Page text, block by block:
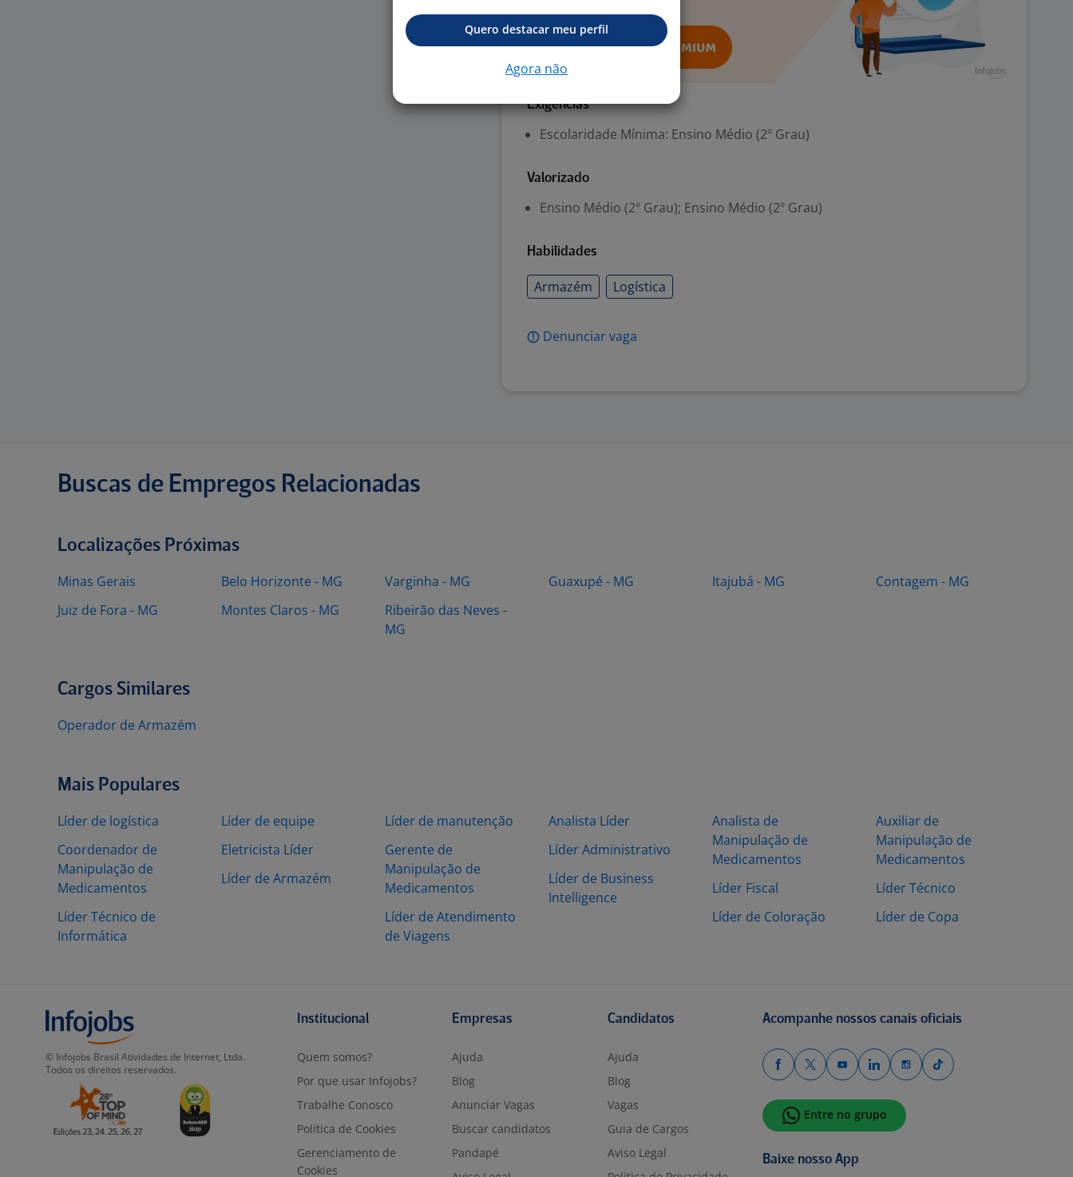
Exigências
Escolaridade Mínima: Ensino Médio (2º Grau)
Valorizado
Ensino Médio (2º Grau); Ensino Médio (2º Grau)
Habilidades
Armazém Logística
Denunciar vaga
Buscas de Empregos Relacionadas
Localizações Próximas
Minas Gerais
Juiz de Fora - MG
Belo Horizonte - MG
Montes Claros - MG
Varginha - MG
Ribeirão das Neves -
MG
Guaxupé - MG Itajubá - MG Contagem - MG
Cargos Similares
Operador de Armazém
Mais Populares
Líder de logística
Coordenador de
Manipulação de
Medicamentos
Líder Técnico de
Informática
Líder de equipe
Eletricista Líder
Líder de Armazém
Líder de manutenção
Gerente de
Manipulação de
Medicamentos
Líder de Atendimento
de Viagens
Analista Líder
Líder Administrativo
Líder de Business
Intelligence
Analista de
Manipulação de
Medicamentos
Líder Fiscal
Líder de Coloração
Auxiliar de
Manipulação de
Medicamentos
Líder Técnico
Líder de Copa
Quero destacar meu perfil
Agora não
© Infojobs Brasil Atividades de Internet, Ltda.
Todos os direitos reservados.
Institucional
Quem somos?
Por que usar Infojobs?
Trabalhe Conosco
Política de Cookies
Gerenciamento de
Cookies
Empresas
Ajuda
Blog
Anunciar Vagas
Buscar candidatos
Pandapé
Candidatos
Ajuda
Blog
Vagas
Guia de Cargos
Aviso Legal
Acompanhe nossos canais oficiais
Entre no grupo
Baixe nosso App